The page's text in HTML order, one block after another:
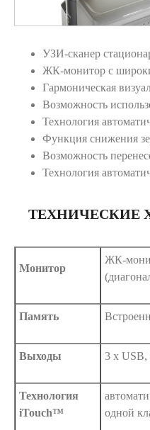
УЗИ-сканер
ЖК-монитор с
Гармоническая
Возможность
Технология
Функция снижения
Возможность
Технология
ТЕХНИЧЕСКИЕ
Монитор
ЖК-
Память
Выходы 3 x USB,
Технология
iTouch™
одной